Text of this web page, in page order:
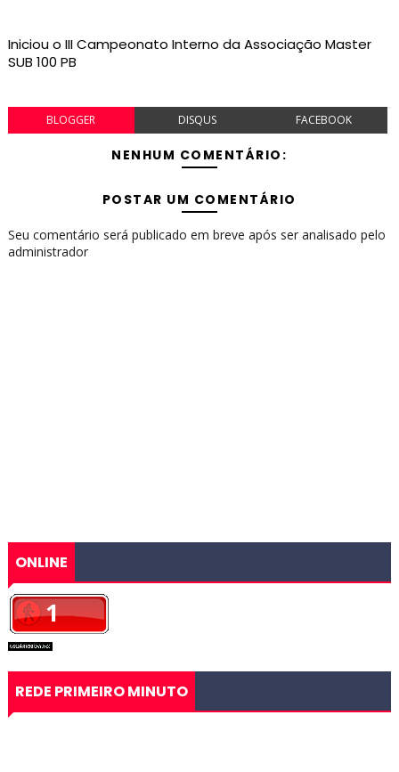
Iniciou o III Campeonato Interno da Associação Master
SUB 100 PB
BLOGGER DISQUS FACEBOOK
NENHUM COMENTÁRIO:
POSTAR UM COMENTÁRIO
Seu comentário será publicado em breve após ser analisado pelo
administrador
ONLINE
REDE PRIMEIRO MINUTO